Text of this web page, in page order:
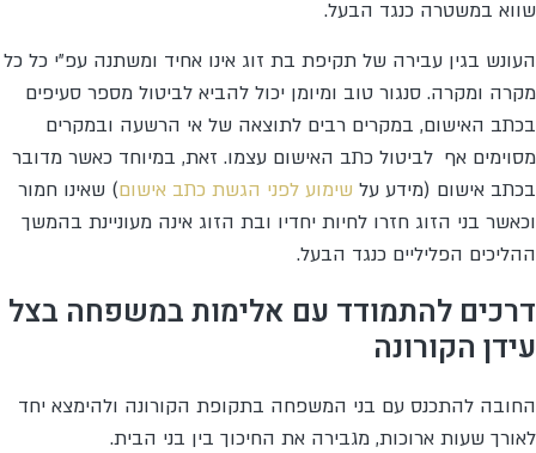
שווא במשטרה כנגד הבעל.
העונש בגין עבירה של תקיפת בת זוג אינו אחיד ומשתנה עפ"י כל כל
מקרה ומקרה. סנגור טוב ומיומן יכול להביא לביטול מספר סעיפים
בכתב האישום, במקרים רבים לתוצאה של אי הרשעה ובמקרים
מסוימים אף לביטול כתב האישום עצמו. זאת, במיוחד כאשר מדובר
בכתב אישום (מידע על שימוע לפני הגשת כתב אישום) שאינו חמור
וכאשר בני הזוג חזרו לחיות יחדיו ובת הזוג אינה מעוניינת בהמשך
ההליכים הפליליים כנגד הבעל.
דרכים להתמודד עם אלימות במשפחה בצל
עידן הקורונה
החובה להתכנס עם בני המשפחה בתקופת הקורונה ולהימצא יחד
לאורך שעות ארוכות, מגבירה את החיכוך בין בני הבית.